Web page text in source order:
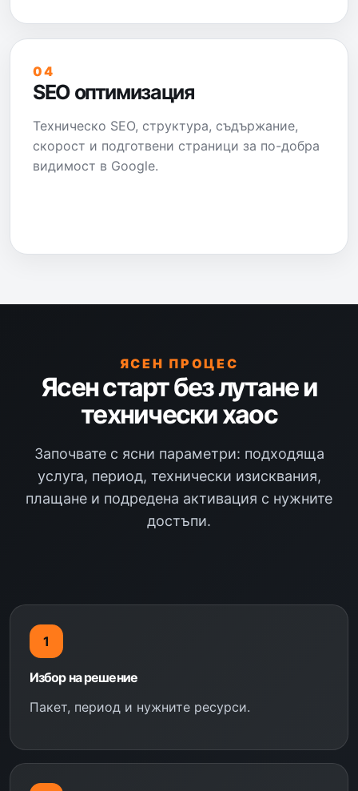
04
SEO оптимизация
Техническо SEO, структура, съдържание,
скорост и подготвени страници за по-добра
видимост в Google.
ЯСЕН ПРОЦЕС
Ясен старт без лутане и
технически хаос
Започвате с ясни параметри: подходяща
услуга, период, технически изисквания,
плащане и подредена активация с нужните
достъпи.
1
Избор на решение
Пакет, период и нужните ресурси.